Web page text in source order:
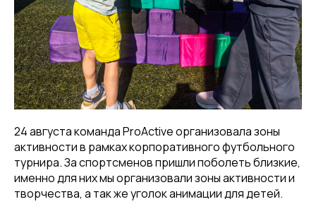
24 августа команда ProActive организовала зоны
активности в рамках корпоративного футбольного
турнира. За спортсменов пришли поболеть близкие,
именно для них мы организовали зоны активности и
творчества, а так же уголок анимации для детей.